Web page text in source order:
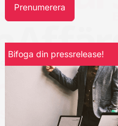
Prenumerera
Bifoga din pressrelease!